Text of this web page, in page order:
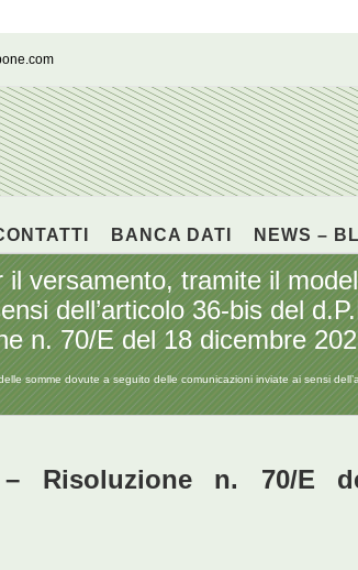
BANCA DATI NEWS –
versamento, tramite il
dell’articolo 36-bis del
n. 70/E del 18 dicembre
somme dovute a seguito delle comunicazioni inviate ai sensi
– Risoluzione n. 70/E